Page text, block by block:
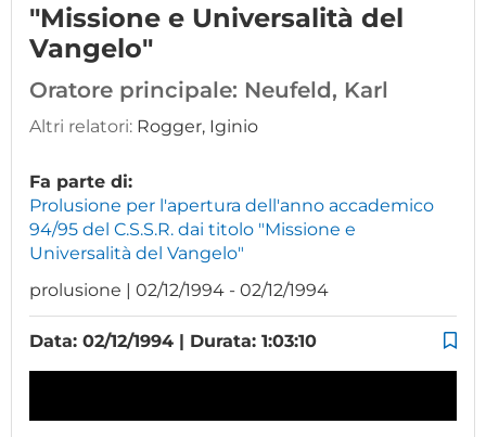
"Missione e Universalità del
Vangelo"
Oratore principale: Neufeld, Karl
Altri relatori: Rogger, Iginio
Fa parte di:
Prolusione per l'apertura dell'anno accademico
94/95 del C.S.S.R. dai titolo "Missione e
Universalità del Vangelo"
prolusione | 02/12/1994 - 02/12/1994
Data: 02/12/1994 | Durata: 1:03:10